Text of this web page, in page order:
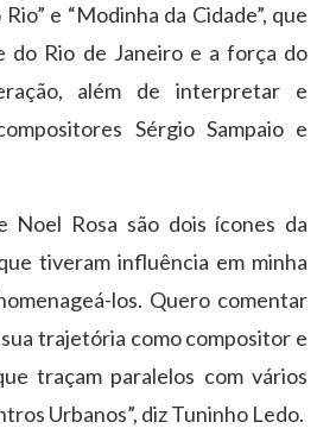
e “Modinha da Cidade”, que
do Rio de Janeiro e a força do
além de interpretar e
Sérgio Sampaio e
Noel Rosa são dois ícones da
tiveram influência em minha
los. Quero comentar
trajetória como compositor e
traçam paralelos com vários
Urbanos”, diz Tuninho Ledo.